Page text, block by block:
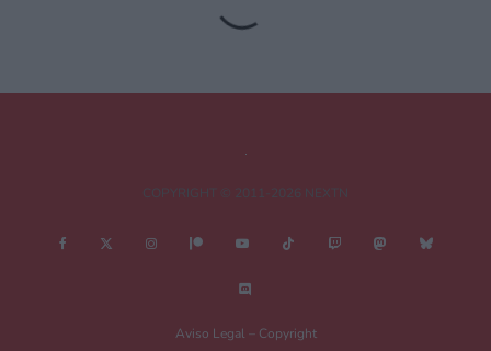
Aviso Legal – Copyright